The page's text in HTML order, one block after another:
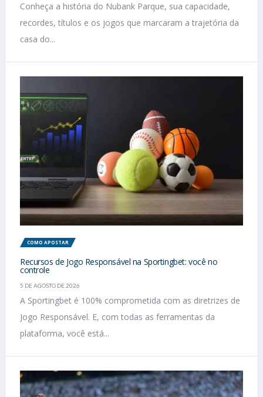
Conheça a história do Nubank Parque, sua capacidade,
recordes, títulos e os jogos que marcaram a trajetória da
casa do...
COMO APOSTAR
Recursos de Jogo Responsável na Sportingbet: você no
controle
5 DE AGOSTO DE 2026
A Sportingbet é 100% comprometida com as diretrizes de
Jogo Responsável. E, com todas as ferramentas da
plataforma, você está...